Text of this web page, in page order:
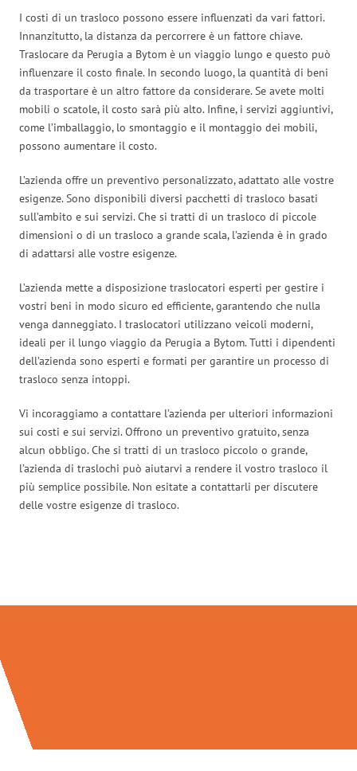
I costi di un trasloco possono essere influenzati da vari fattori.
Innanzitutto, la distanza da percorrere è un fattore chiave.
Traslocare da Perugia a Bytom è un viaggio lungo e questo può
influenzare il costo finale. In secondo luogo, la quantità di beni
da trasportare è un altro fattore da considerare. Se avete molti
mobili o scatole, il costo sarà più alto. Infine, i servizi aggiuntivi,
come l’imballaggio, lo smontaggio e il montaggio dei mobili,
possono aumentare il costo.
L’azienda offre un preventivo personalizzato, adattato alle vostre
esigenze. Sono disponibili diversi pacchetti di trasloco basati
sull’ambito e sui servizi. Che si tratti di un trasloco di piccole
dimensioni o di un trasloco a grande scala, l’azienda è in grado
di adattarsi alle vostre esigenze.
L’azienda mette a disposizione traslocatori esperti per gestire i
vostri beni in modo sicuro ed efficiente, garantendo che nulla
venga danneggiato. I traslocatori utilizzano veicoli moderni,
ideali per il lungo viaggio da Perugia a Bytom. Tutti i dipendenti
dell’azienda sono esperti e formati per garantire un processo di
trasloco senza intoppi.
Vi incoraggiamo a contattare l’azienda per ulteriori informazioni
sui costi e sui servizi. Offrono un preventivo gratuito, senza
alcun obbligo. Che si tratti di un trasloco piccolo o grande,
l’azienda di traslochi può aiutarvi a rendere il vostro trasloco il
più semplice possibile. Non esitate a contattarli per discutere
delle vostre esigenze di trasloco.